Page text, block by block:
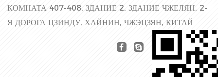
КОМНАТА 407-408, ЗДАНИЕ 2, ЗДАНИЕ ЧЖЕЛЯН, 2-
Я ДОРОГА ЦЗИНДУ, ХАЙНИН, ЧЖЭЦЗЯН, КИТАЙ